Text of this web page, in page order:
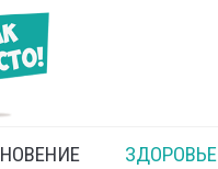
ЗДОРОВЬЕ